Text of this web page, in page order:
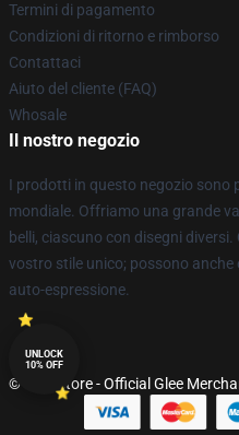
Termini di pagamento
Condizioni di ritorno e rimborso
Contattaci
Aiuto del cliente (FAQ)
Whosale
Il nostro negozio
I prodotti in questo negozio sono
mondiale. Offriamo una grande
belli, ciascuno con disegni
vostro stile unico; possono
auto-espressione.
© Glee Store - Official Glee
UNLOCK
10% OFF